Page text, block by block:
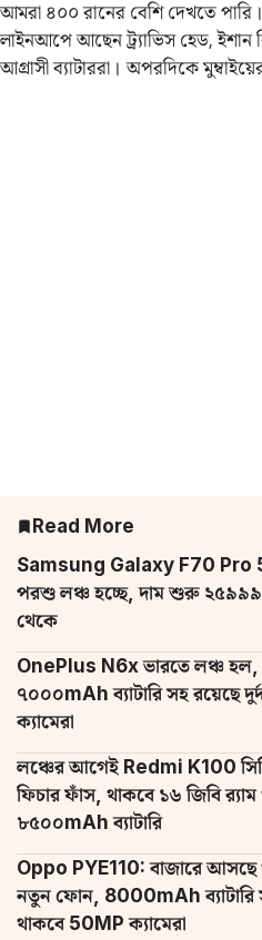
আমরা ৪০০ রানের বেশি দেখতে পারি।
লাইনআপে আছেন ট্র্যাভিস হেড, ইশান
আগ্রাসী ব্যাটাররা। অপরদিকে
Read More
Samsung Galaxy F70 Pro
পরশু লঞ্চ হচ্ছে, দাম শুরু ২৫৯৯৯
থেকে
OnePlus N6x ভারতে লঞ্চ হল,
৭০০০mAh ব্যাটারি সহ রয়েছে
ক্যামেরা
লঞ্চের আগেই Redmi K100
ফিচার ফাঁস, থাকবে ১৬ জিবি
৮৫০০mAh ব্যাটারি
Oppo PYE110: বাজারে আসছে
নতুন ফোন, 8000mAh ব্যাটারি
থাকবে 50MP ক্যামেরা